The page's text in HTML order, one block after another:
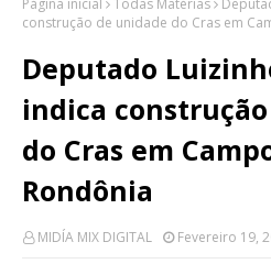
Página inicial Todas Matérias
construção de unidade do Cras em
Deputado
indica
do Cras em
Rondônia
MIDÍA MIX DIGITAL Fevereiro 19,